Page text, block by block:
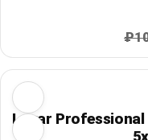
Lexar Professional